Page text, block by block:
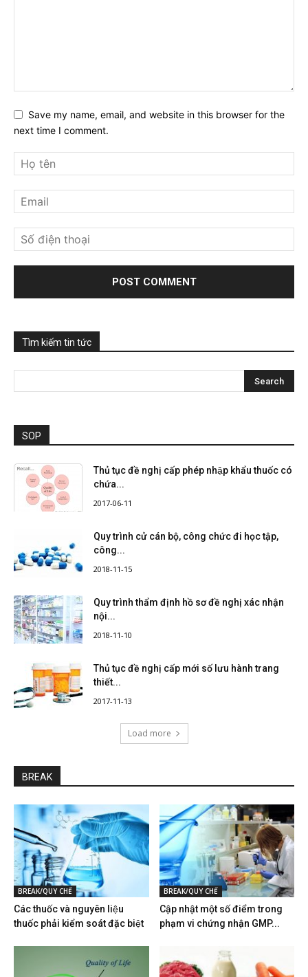
Save my name, email, and website in this browser for the
next time I comment.
Tìm kiếm tin tức
SOP
Thủ tục đề nghị cấp phép nhập khẩu thuốc có
chứa...
2017-06-11
Quy trình cử cán bộ, công chức đi học tập,
công...
2018-11-15
Quy trình thẩm định hồ sơ đề nghị xác nhận
nội...
2018-11-10
Thủ tục đề nghị cấp mới số lưu hành trang
thiết...
2017-11-13
Load more
BREAK
BREAK/QUY CHẾ
Các thuốc và nguyên liệu
thuốc phải kiểm soát đặc biệt
BREAK/QUY CHẾ
Cập nhật một số điểm trong
phạm vi chứng nhận GMP...